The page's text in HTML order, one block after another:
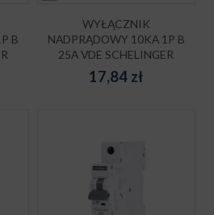
B
WYŁĄCZNIK
NADPRĄDOWY 10KA 1P B
25A VDE SCHELINGER
17,84 zł